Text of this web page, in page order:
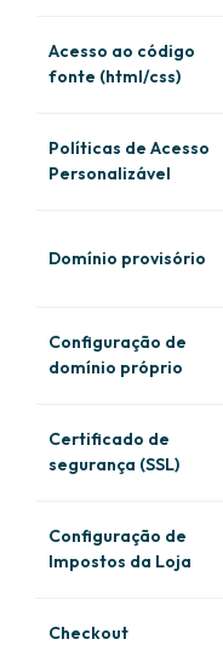
Acesso ao código
fonte (html/css)
Políticas de Acesso
Personalizável
Domínio provisório
Configuração de
domínio próprio
Certificado de
segurança (SSL)
Configuração de
Impostos da Loja
Checkout